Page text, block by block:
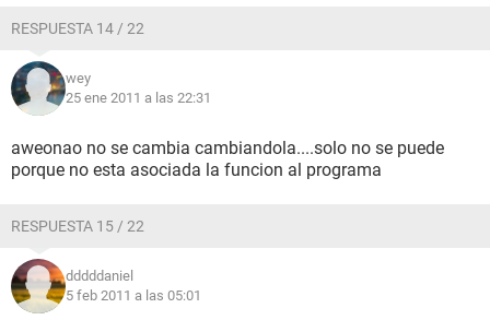
RESPUESTA 14 / 22
wey
25 ene 2011 a las 22:31
aweonao no se cambia cambiandola....solo no se puede
porque no esta asociada la funcion al programa
RESPUESTA 15 / 22
dddddaniel
5 feb 2011 a las 05:01